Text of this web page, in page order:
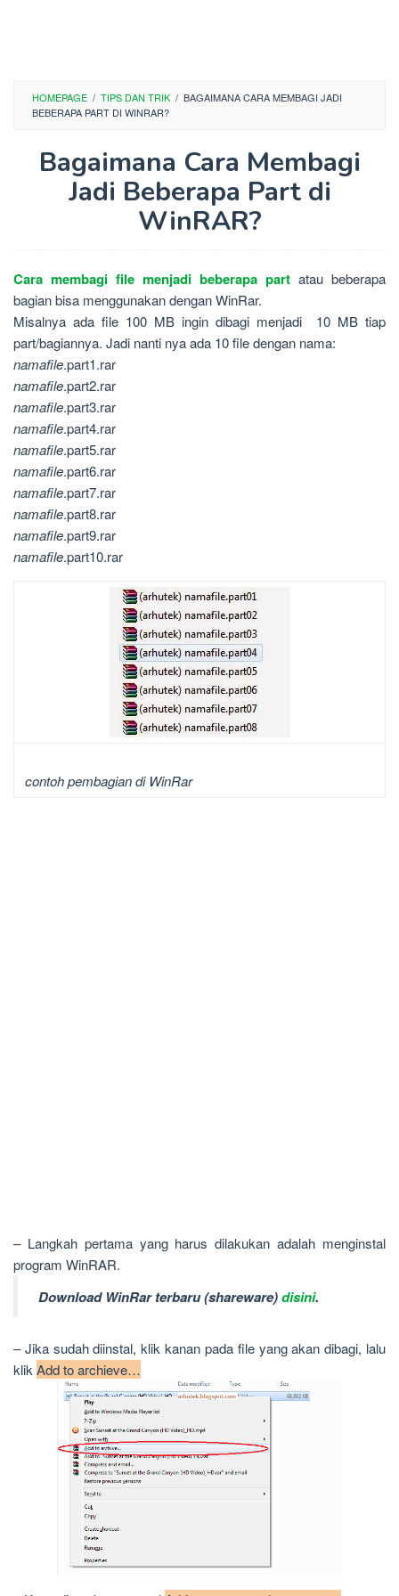
HOMEPAGE / TIPS DAN TRIK / BAGAIMANA CARA MEMBAGI JADI
BEBERAPA PART DI WINRAR?
Bagaimana Cara Membagi
Jadi Beberapa Part di
WinRAR?
Cara membagi file menjadi beberapa part atau beberapa
bagian bisa menggunakan dengan WinRar.
Misalnya ada file 100 MB ingin dibagi menjadi 10 MB tiap
part/bagiannya. Jadi nanti nya ada 10 file dengan nama:
namafile.part1.rar
namafile.part2.rar
namafile.part3.rar
namafile.part4.rar
namafile.part5.rar
namafile.part6.rar
namafile.part7.rar
namafile.part8.rar
namafile.part9.rar
namafile.part10.rar
contoh pembagian di WinRar
– Langkah pertama yang harus dilakukan adalah menginstal
program WinRAR.
Download WinRar terbaru (shareware)disini.
– Jika sudah diinstal, klik kanan pada file yang akan dibagi, lalu
klik Add to archieve…